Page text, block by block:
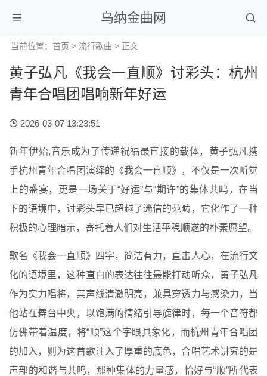
乌纳金曲网
当前位置： 首页 > 流行歌曲 > 正文
黄子弘凡《我会一直顺》讨彩头：杭州
青年合唱团唱响新年好运
2026-03-07 13:23:51
新年伊始,音乐成为了传递祝福最直接的载体，黄子弘凡携
手杭州青年合唱团演绎的《我会一直顺》，不仅是一次听觉
上的盛宴，更是一场关于“好运”与“期许”的集体共鸣，在当
下的语境中，讨彩头早已超越了迷信的范畴，它化作了一种
积极的心理暗示，寄托着人们对生活平稳顺遂的朴素愿望。
歌名《我会一直顺》四字，简洁有力，直击人心，在流行文
化的语境里，这种直白的表达往往最能打动听众，黄子弘凡
作为实力唱将，其声线清澈明亮，兼具穿透力与感染力，当
他站在舞台中央，以饱满的情绪引导旋律时，每一个音符都
仿佛带着温度，将“顺”这个字眼具象化，而杭州青年合唱团
的加入，则为这首歌注入了厚重的底色，合唱艺术讲究的是
声部的和谐与共鸣，那种集体的力量感，恰好与“顺”所代表